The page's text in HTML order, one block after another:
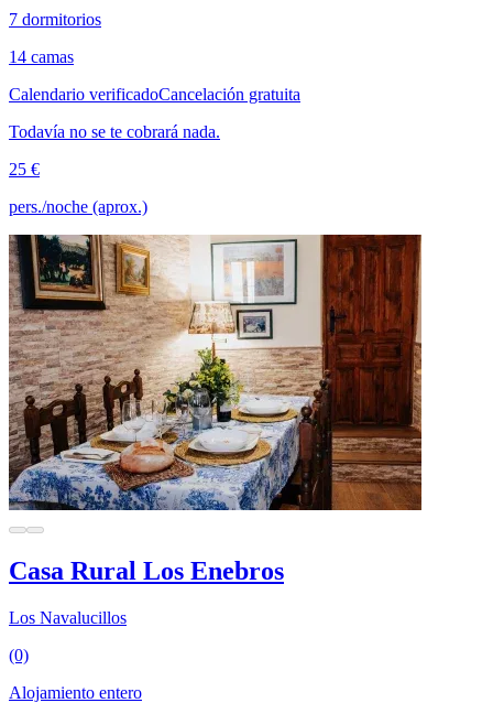
7 dormitorios
14 camas
Calendario verificadoCancelación gratuita
Todavía no se te cobrará nada.
25 €
pers./noche (aprox.)
Casa Rural Los Enebros
Los Navalucillos
(0)
Alojamiento entero